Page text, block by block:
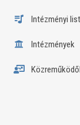
Intézményi
Intézmények